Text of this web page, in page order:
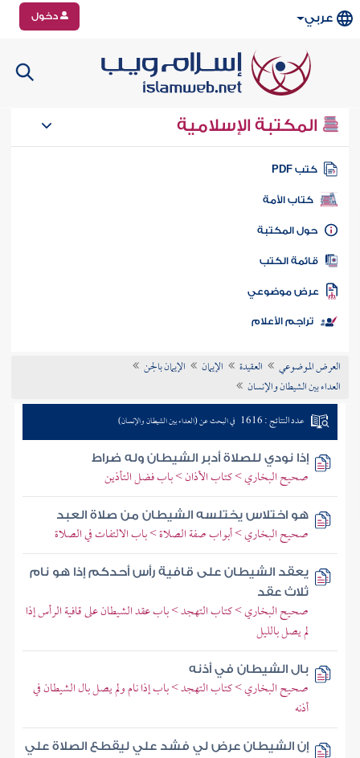
عربي دخول
المكتبة الإسلامية
كتب PDF
كتاب الأمة
المكتبة
الكتب
موضوعي
تراجم الأعلام
العرض الموضوعي العقيدة الإيمان
الإيمان بالجن
العداء بين الشيطان والإنسان
عدد النتائج : 1616 في البحث عن (العداء بين الشيطان والإنسان)
إذا نودي للصلاة أدبر الشيطان وله ضراط
صحيح البخاري > كتاب الأذان > باب فضل التأذين
هو اختلاس يختلسه الشيطان من صلاة العبد
صحيح البخاري > أبواب صفة الصلاة > باب الالتفات في الصلاة
يعقد الشيطان على قافية رأس أحدكم إذا هو نام
ثلاث عقد
صحيح البخاري > كتاب التهجد > باب عقد الشيطان على قافية الرأس إذا
لم يصل بالليل
بال الشيطان في أذنه
صحيح البخاري > كتاب التهجد > باب إذا نام ولم يصل بال الشيطان في
أذنه
إن الشيطان عرض لي فشد علي ليقطع الصلاة علي